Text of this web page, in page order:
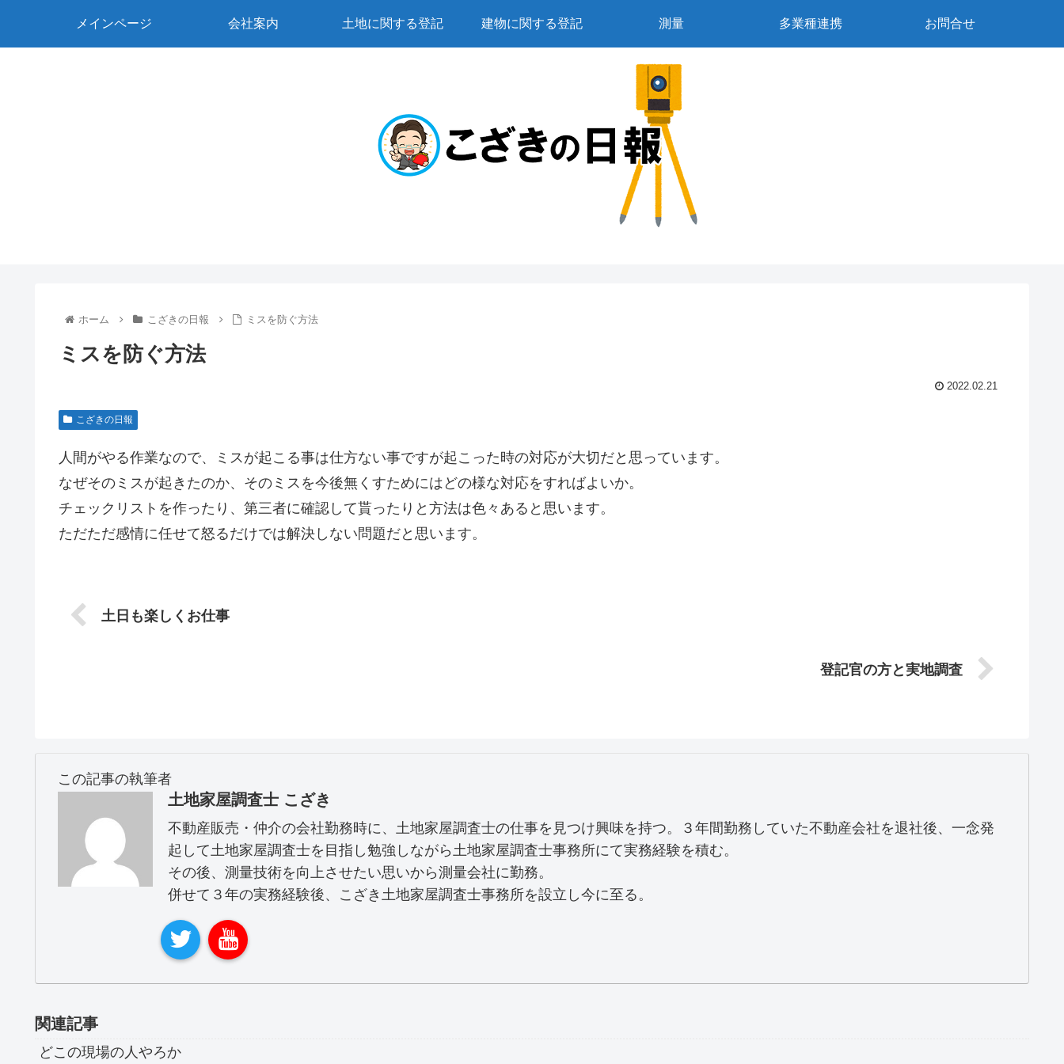
メインページ 会社案内 土地に関する登記 建物に関する登記 測量 多業種連携 お問合せ
ホーム こざきの日報 ミスを防ぐ方法
ミスを防ぐ方法
2022.02.21
こざきの日報
人間がやる作業なので、ミスが起こる事は仕方ない事ですが起こった時の対応が大切だと思っています。
なぜそのミスが起きたのか、そのミスを今後無くすためにはどの様な対応をすればよいか。
チェックリストを作ったり、第三者に確認して貰ったりと方法は色々あると思います。
ただただ感情に任せて怒るだけでは解決しない問題だと思います。
土日も楽しくお仕事
登記官の方と実地調査
この記事の執筆者
土地家屋調査士 こざき
不動産販売・仲介の会社勤務時に、土地家屋調査士の仕事を見つけ興味を持つ。３年間勤務していた不動産会社を退社後、一念発
起して土地家屋調査士を目指し勉強しながら土地家屋調査士事務所にて実務経験を積む。
その後、測量技術を向上させたい思いから測量会社に勤務。
併せて３年の実務経験後、こざき土地家屋調査士事務所を設立し今に至る。
関連記事
どこの現場の人やろか